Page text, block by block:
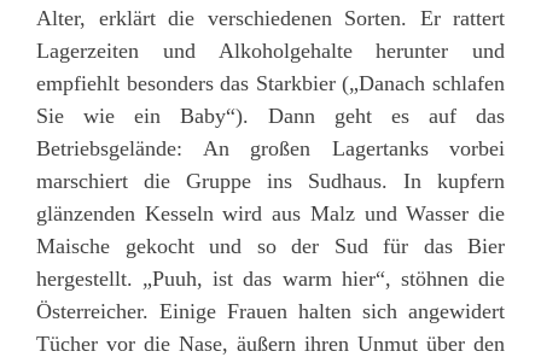
Alter, erklärt die verschiedenen Sorten. Er rattert
Lagerzeiten und Alkoholgehalte herunter und
empfiehlt besonders das Starkbier („Danach schlafen
Sie wie ein Baby“). Dann geht es auf das
Betriebsgelände: An großen Lagertanks vorbei
marschiert die Gruppe ins Sudhaus. In kupfern
glänzenden Kesseln wird aus Malz und Wasser die
Maische gekocht und so der Sud für das Bier
hergestellt. „Puuh, ist das warm hier“, stöhnen die
Österreicher. Einige Frauen halten sich angewidert
Tücher vor die Nase, äußern ihren Unmut über den